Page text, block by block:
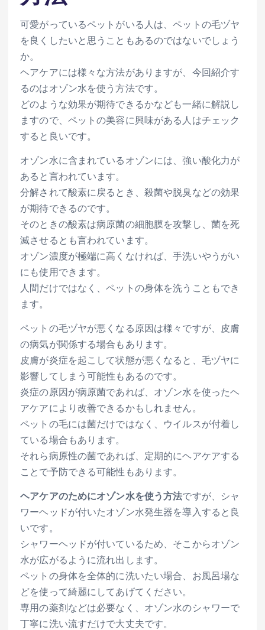
可愛がっているペットがいる人は、ペットの毛ヅヤ
を良くしたいと思うこともあるのではないでしょう
か。
ヘアケアには様々な方法がありますが、今回紹介す
るのはオゾン水を使う方法です。
どのような効果が期待できるかなども一緒に解説し
ますので、ペットの美容に興味がある人はチェック
すると良いです。
オゾン水に含まれているオゾンには、強い酸化力が
あると言われています。
分解されて酸素に戻るとき、殺菌や脱臭などの効果
が期待できるのです。
そのときの酸素は病原菌の細胞膜を攻撃し、菌を死
滅させるとも言われています。
オゾン濃度が極端に高くなければ、手洗いやうがい
にも使用できます。
人間だけではなく、ペットの身体を洗うこともでき
ます。
ペットの毛ヅヤが悪くなる原因は様々ですが、皮膚
の病気が関係する場合もあります。
皮膚が炎症を起こして状態が悪くなると、毛ヅヤに
影響してしまう可能性もあるのです。
炎症の原因が病原菌であれば、オゾン水を使ったヘ
アケアにより改善できるかもしれません。
ペットの毛には菌だけではなく、ウイルスが付着し
ている場合もあります。
それら病原性の菌であれば、定期的にヘアケアする
ことで予防できる可能性もあります。
ヘアケアのためにオゾン水を使う方法ですが、シャ
ワーヘッドが付いたオゾン水発生器を導入すると良
いです。
シャワーヘッドが付いているため、そこからオゾン
水が広がるように流れ出します。
ペットの身体を全体的に洗いたい場合、お風呂場な
どを使って綺麗にしてあげてください。
専用の薬剤などは必要なく、オゾン水のシャワーで
丁寧に洗い流すだけで大丈夫です。